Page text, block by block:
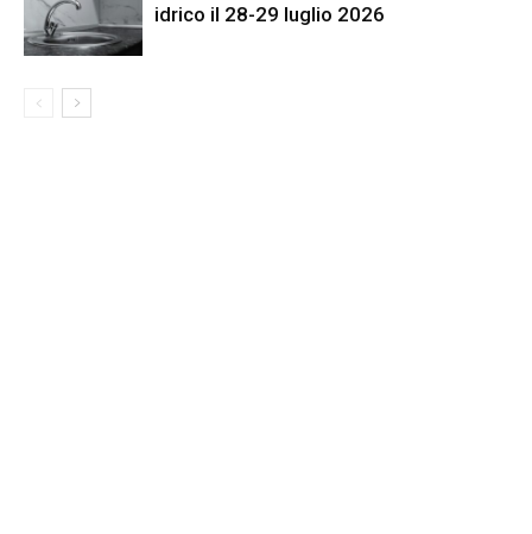
idrico il 28-29 luglio 2026